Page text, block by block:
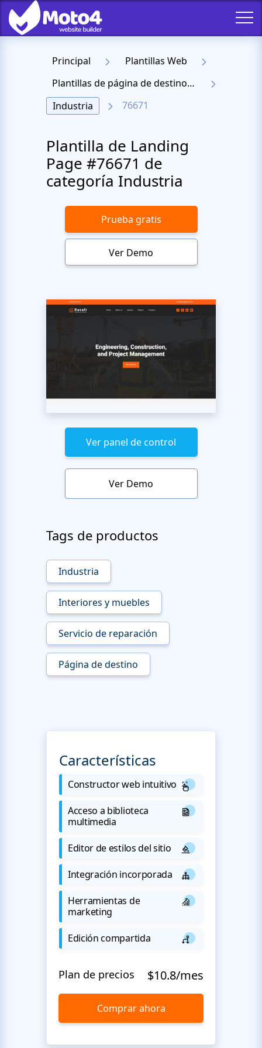
Principal
Plantillas Web
Plantillas de página de destino receptiva
Industria
76671
Plantilla de Landing
Page #76671 de
categoría Industria
Prueba gratis
Ver Demo
Ver panel de control
Ver Demo
Tags de productos
Industria
Interiores y muebles
Servicio de reparación
Página de destino
Características
Constructor web intuitivo
Acceso a biblioteca
multimedia
Editor de estilos del sitio
Integración incorporada
Herramientas de
marketing
Edición compartida
Plan de precios $10.8/mes
Comprar ahora